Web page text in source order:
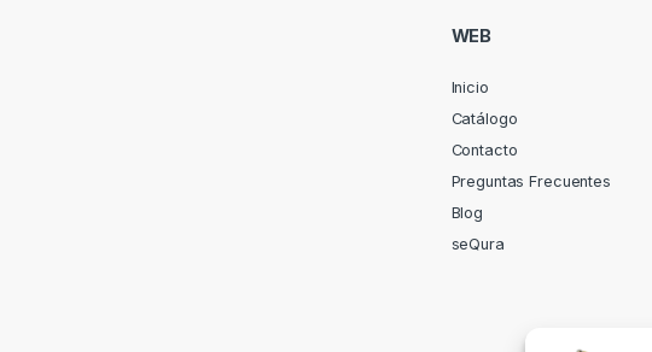
WEB
Inicio
Catálogo
Contacto
Preguntas Frecuentes
Blog
seQura